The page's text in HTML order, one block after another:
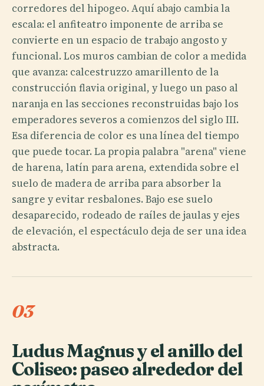
corredores del hipogeo. Aquí abajo cambia la
escala: el anfiteatro imponente de arriba se
convierte en un espacio de trabajo angosto y
funcional. Los muros cambian de color a medida
que avanza: calcestruzzo amarillento de la
construcción flavia original, y luego un paso al
naranja en las secciones reconstruidas bajo los
emperadores severos a comienzos del siglo III.
Esa diferencia de color es una línea del tiempo
que puede tocar. La propia palabra "arena" viene
de harena, latín para arena, extendida sobre el
suelo de madera de arriba para absorber la
sangre y evitar resbalones. Bajo ese suelo
desaparecido, rodeado de raíles de jaulas y ejes
de elevación, el espectáculo deja de ser una idea
abstracta.
03
Ludus Magnus y el anillo del
Coliseo: paseo alrededor del